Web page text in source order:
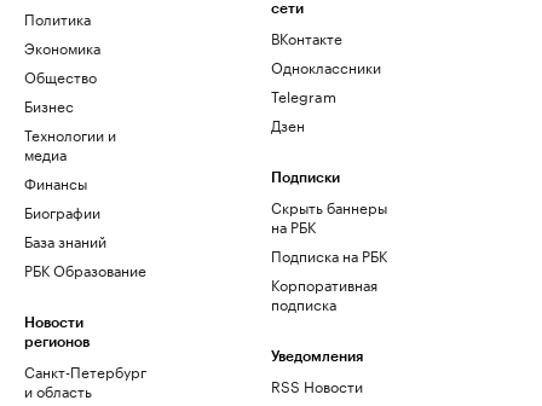
Политика
Экономика
Общество
Бизнес
Технологии и
медиа
Финансы
Биографии
База знаний
РБК Образование
Новости
регионов
Санкт-Петербург
и область
сети
ВКонтакте
Одноклассники
Telegram
Дзен
Подписки
Скрыть баннеры
на РБК
Подписка на РБК
Корпоративная
подписка
Уведомления
RSS Новости